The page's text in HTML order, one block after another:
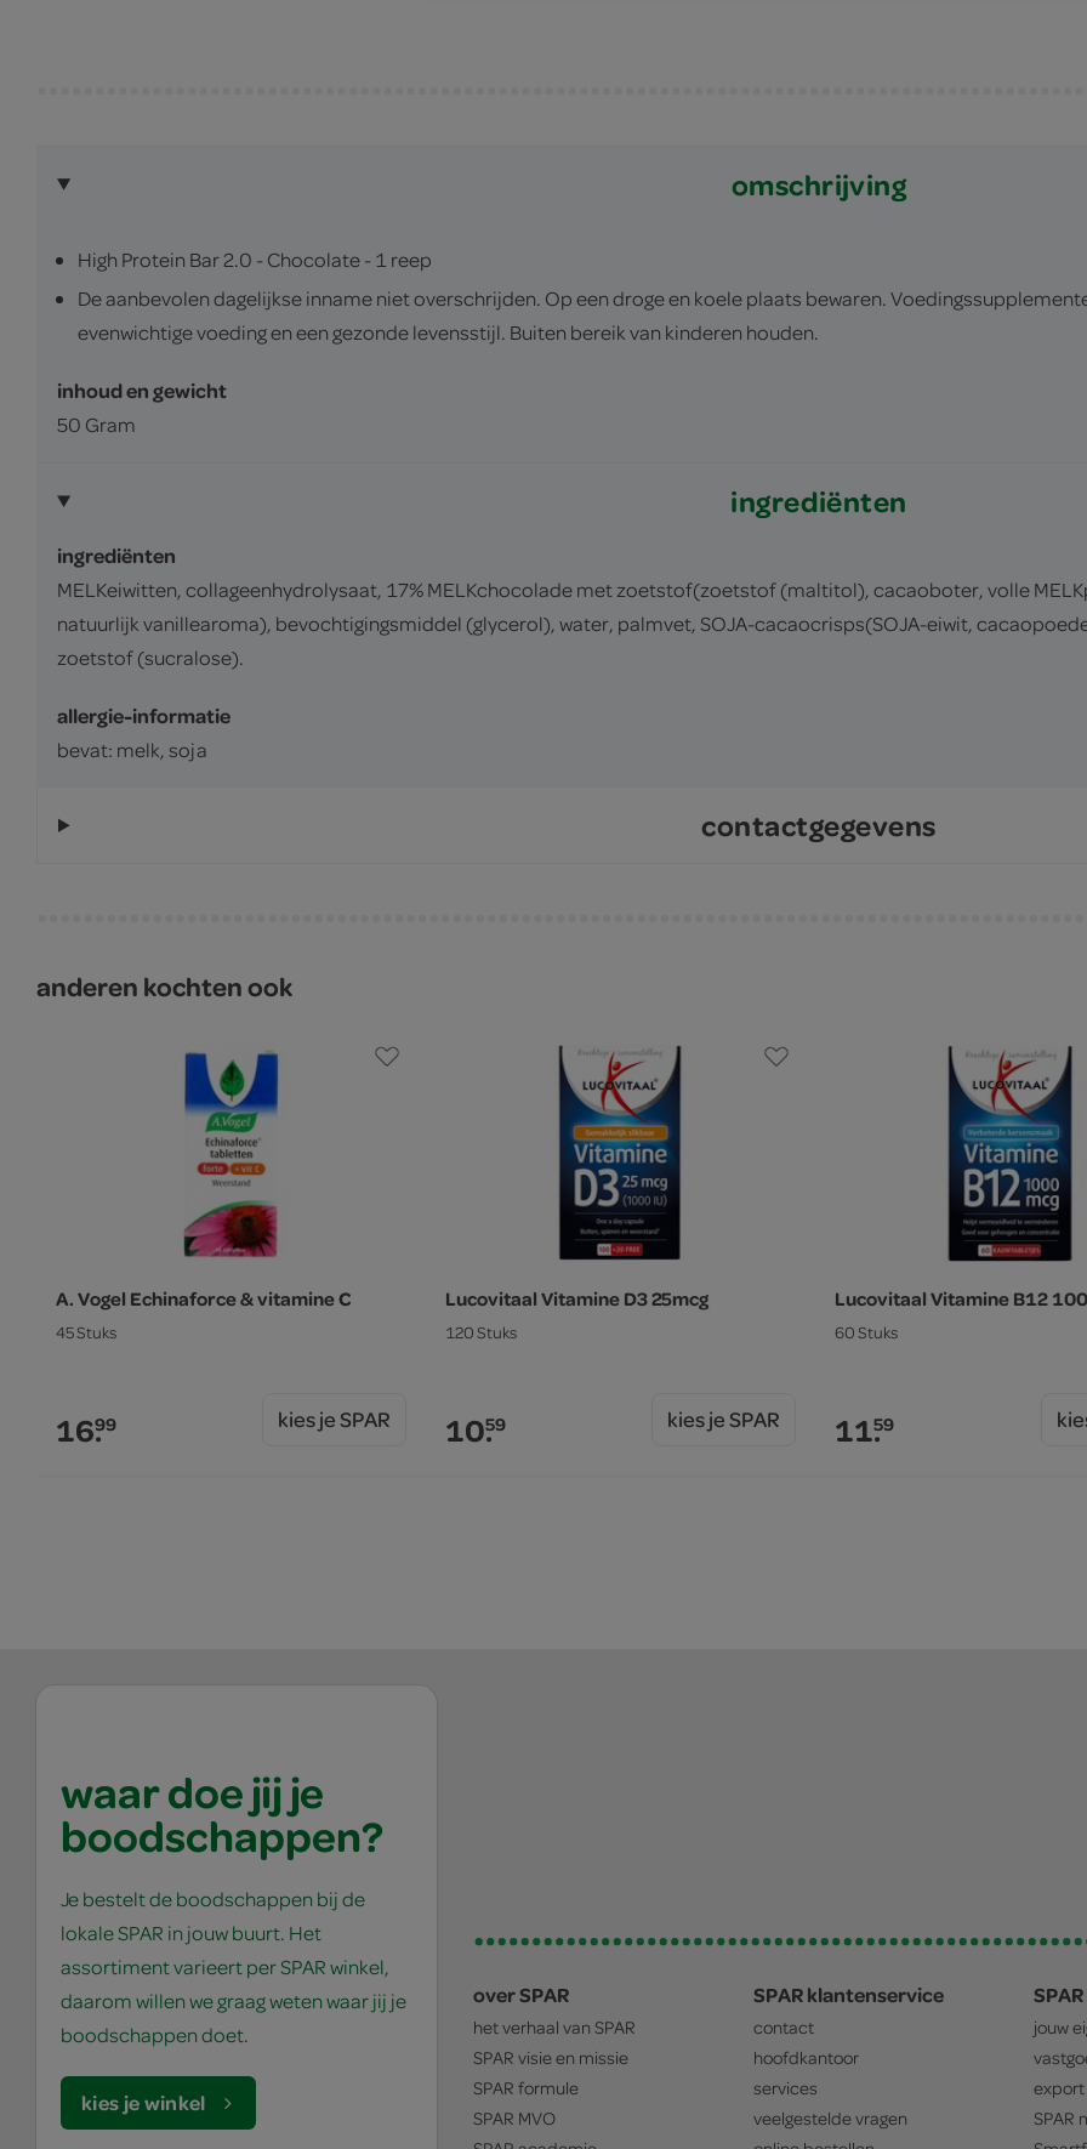
omschrijving
High Protein Bar 2.0 - Chocolate - 1 reep
De aanbevolen dagelijkse inname niet overschrijden. Op een droge en koele plaats bewaren.
evenwichtige voeding en een gezonde levensstijl. Buiten bereik van kinderen houden.
inhoud en gewicht
50 Gram
ingrediënten
ingrediënten
MELKeiwitten, collageenhydrolysaat, 17% MELKchocolade met zoetstof(zoetstof (maltitol), cacaoboter, volle
natuurlijk vanillearoma), bevochtigingsmiddel (glycerol), water, palmvet, SOJA-cacaocrisps(SOJA-eiwit,
zoetstof (sucralose).
allergie-informatie
bevat: melk, soja
contactgegevens
anderen kochten ook
A. Vogel Echinaforce & vitamine C
45 Stuks
16.99 kies je SPAR
Lucovitaal Vitamine D3 25mcg
120 Stuks
10.59 kies je SPAR
Lucovitaal Vitamine B12
60 Stuks
11.59
waar doe jij je
boodschappen?
Je bestelt de boodschappen bij de
lokale SPAR in jouw buurt. Het
assortiment varieert per SPAR winkel,
daarom willen we graag weten waar jij je
boodschappen doet.
kies je winkel
over SPAR
het verhaal van SPAR
SPAR visie en missie
SPAR formule
SPAR MVO
SPAR klantenservice
contact
hoofdkantoor
services
veelgestelde vragen
jouw
export
SPAR